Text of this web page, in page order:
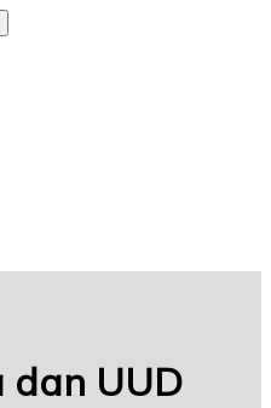
dan UUD